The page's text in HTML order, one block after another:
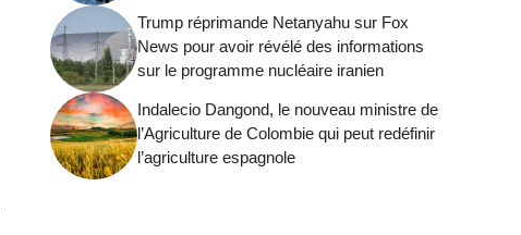
Trump réprimande Netanyahu sur Fox
News pour avoir révélé des informations
sur le programme nucléaire iranien
Indalecio Dangond, le nouveau ministre de
l’Agriculture de Colombie qui peut redéfinir
l’agriculture espagnole